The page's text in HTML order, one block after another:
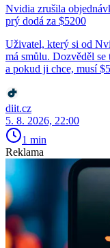
Nvidia zrušila
prý dodá za $5200
Uživatel, který si od
má smůlu. Dozvěděl se
a pokud ji chce, musí
diit.cz
5. 8. 2026, 22:00
1 min
Reklama